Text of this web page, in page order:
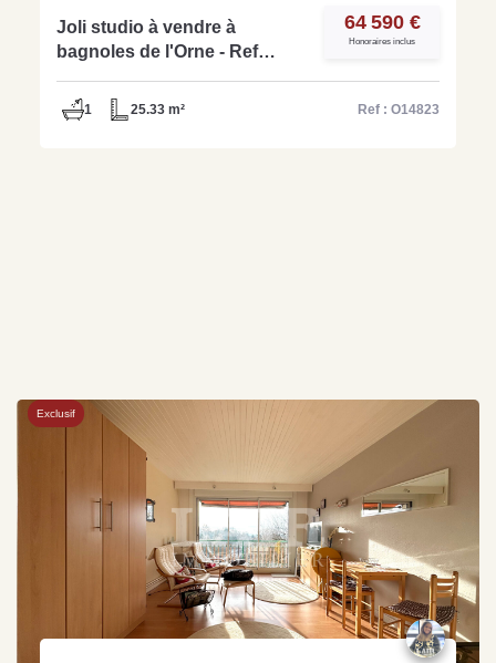
Joli studio à vendre à
bagnoles de l'Orne - Ref
64 590 €
Honoraires inclus
1 25.33 m² Ref : O14823
Exclusif